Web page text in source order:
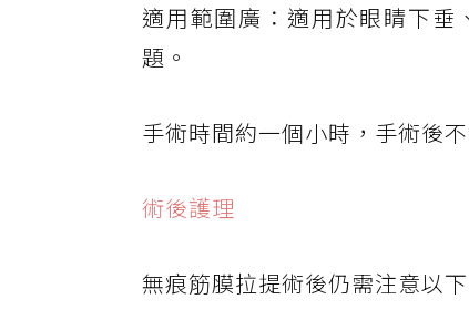
適用範圍廣：適用於眼睛下
題。
手術時間約一個小時，手術後
術後護理
無痕筋膜拉提術後仍需注意以下